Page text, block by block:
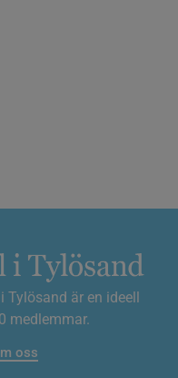
Tylösand är en ideell
medlemmar.
oss